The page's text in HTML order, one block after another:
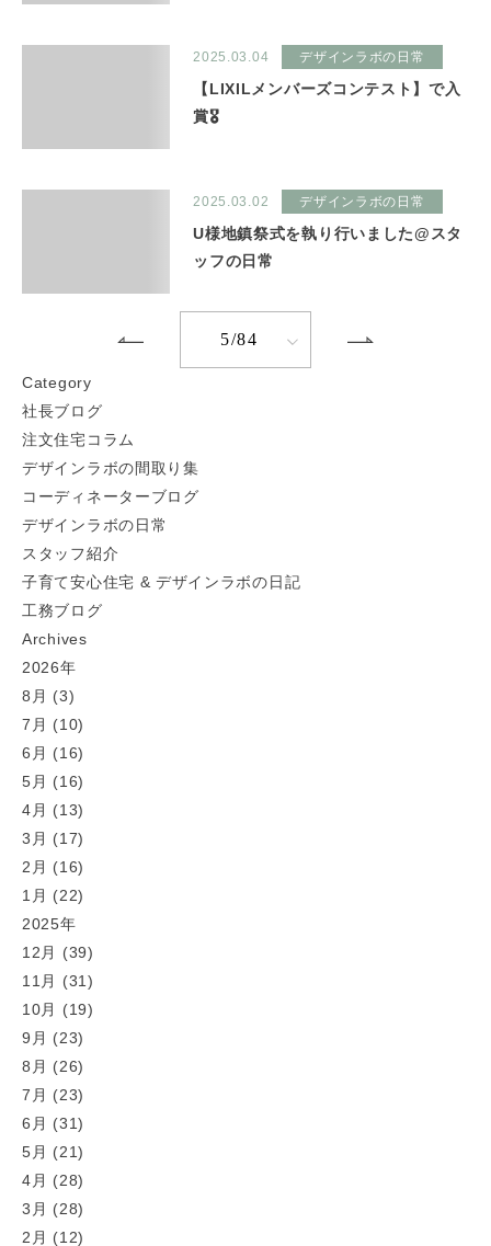
2025.03.04 デザインラボの日常
【LIXILメンバーズコンテスト】で入
賞🎖
2025.03.02 デザインラボの日常
U様地鎮祭式を執り行いました@スタ
ッフの日常
5/84
Category
社長ブログ
注文住宅コラム
デザインラボの間取り集
コーディネーターブログ
デザインラボの日常
スタッフ紹介
子育て安心住宅 & デザインラボの日記
工務ブログ
Archives
2026年
8月 (3)
7月 (10)
6月 (16)
5月 (16)
4月 (13)
3月 (17)
2月 (16)
1月 (22)
2025年
12月 (39)
11月 (31)
10月 (19)
9月 (23)
8月 (26)
7月 (23)
6月 (31)
5月 (21)
4月 (28)
3月 (28)
2月 (12)